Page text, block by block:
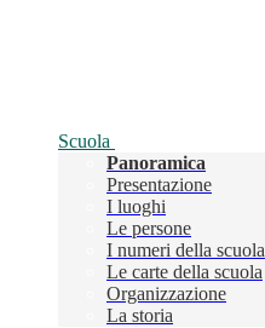
Scuola
Panoramica
Presentazione
I luoghi
Le persone
I numeri della scuola
Le carte della scuola
Organizzazione
La storia